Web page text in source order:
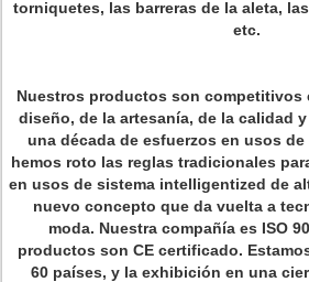
torniquetes, las barreras de la aleta,
etc.
Nuestros productos son competitivos
diseño, de la artesanía, de la calidad
una década de esfuerzos en usos
hemos roto las reglas tradicionales
en usos de sistema intelligentized de
nuevo concepto que da vuelta a
moda. Nuestra compañía es ISO
productos son CE certificado.
60 países, y la exhibición en una